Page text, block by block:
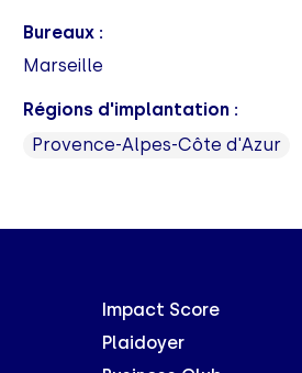
Bureaux :
Marseille
Régions d'implantation :
Provence-Alpes-Côte d'Azur
Impact Score
Plaidoyer